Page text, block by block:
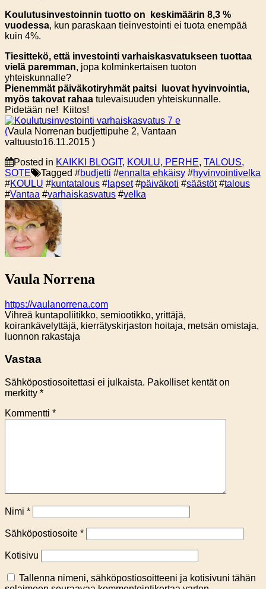
Koulutusinvestoinnin tuotto on keskimäärin 8,3 %
vuodessa, kun paraskaan tieinvestointi ei tuota enempää
kuin 4%.
Tiesittekö, että investointi varhaiskasvatukseen tuottaa
vielä paremman, jopa kolminkertaisen tuoton
yhteiskunnalle?
Pienemmät päiväkotiryhmät paitsi luovat hyvinvointia,
myös takovat rahaa tulevaisuuden yhteiskunnalle.
Pidetään ne! Kiitos!
(Vaula Norrenan budjettipuhe 2, Vantaan
valtuusto16.11.2015 )
Posted in KAIKKI BLOGIT, KOULU, PERHE, TALOUS,
SOTE
Tagged #budjetti #ennalta ehkäisy #hyvinvointivelka
#KOULU #kuntatalous # lapset#päiväkoti #säästöt#talous
#Vantaa #varhaiskasvatus #velka
Vaula Norrena
https://vaulanorrena.com
Vihreä kuntapoliitikko, semiootikko, yrittäjä,
koirankävelyttäjä, kierrätyskirjaston hoitaja, metsän omistaja,
luonnon rakastaja
Vastaa
Sähköpostiosoitettasi ei julkaista. Pakolliset kentät on
merkitty *
Kommentti *
Nimi *
Sähköpostiosoite *
Kotisivu
Tallenna nimeni, sähköpostiosoitteeni ja kotisivuni tähän